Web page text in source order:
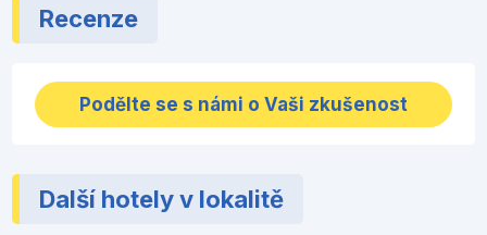
Recenze
Podělte se s námi o Vaši zkušenost
Další hotely v lokalitě